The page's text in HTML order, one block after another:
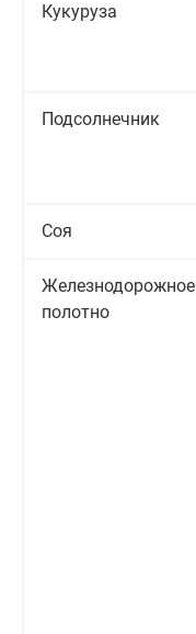
Кукуруза
Подсолнечник
Соя
Железнодорожное
полотно